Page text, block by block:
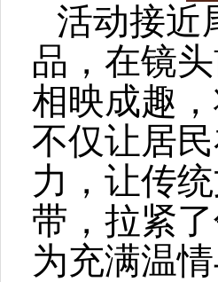
活动接近
品，在镜
相映成趣
不仅让居
力，让传
带，拉紧
为充满温